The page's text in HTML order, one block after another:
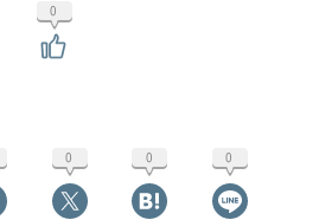
0
0 0 0